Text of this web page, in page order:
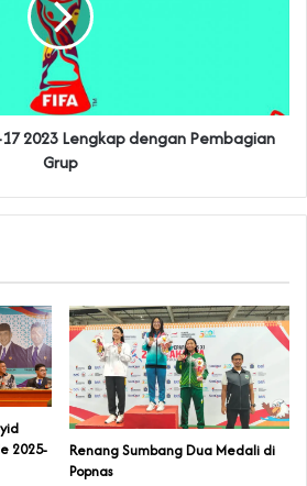
2023 Lengkap dengan Pembagian
Grup
2025-
Renang Sumbang Dua Medali di
Popnas